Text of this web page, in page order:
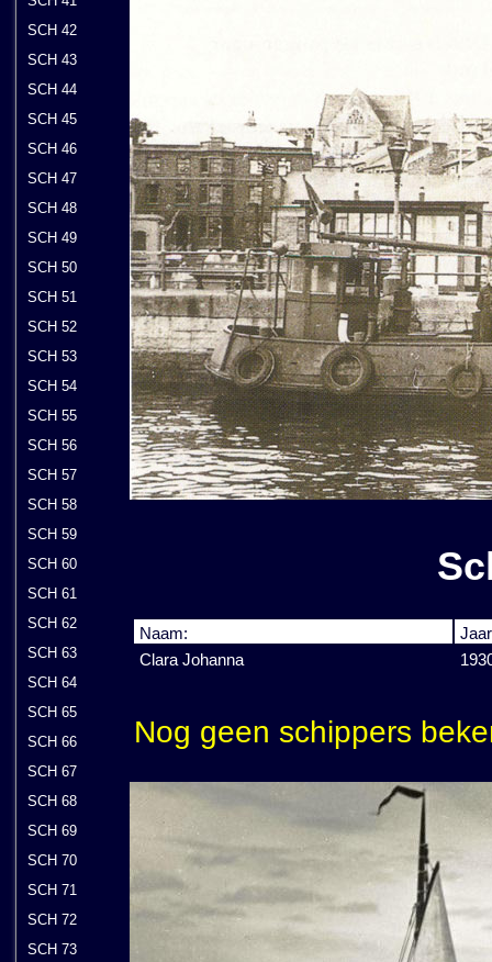
SCH 42
SCH 43
SCH 44
SCH 45
SCH 46
SCH 47
SCH 48
SCH 49
SCH 50
SCH 51
SCH 52
SCH 53
SCH 54
SCH 55
SCH 56
SCH 57
SCH 58
SCH 59
SCH 60
SCH 61
SCH 62
SCH 63
SCH 64
SCH 65
SCH 66
SCH 67
SCH 68
SCH 69
SCH 70
SCH 71
SCH 72
SCH 73
Naam:
Clara Johanna
Nog geen schippers